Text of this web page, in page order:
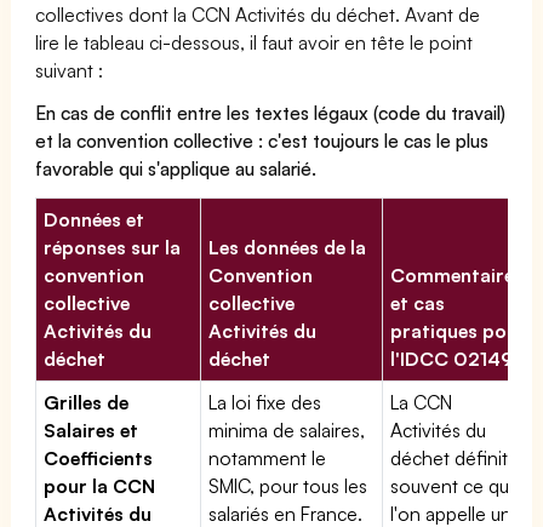
collectives dont la CCN Activités du déchet. Avant de
lire le tableau ci-dessous, il faut avoir en tête le point
suivant :
En cas de conflit entre les textes légaux (code du travail)
et la convention collective : c'est toujours le cas le plus
favorable qui s'applique au salarié.
Données et
réponses sur la
convention
collective
Activités du
déchet
Les données de la
Convention
collective
Activités du
déchet
Commentaires
et cas
pratiques pour
l'IDCC 02149
Grilles de
Salaires et
Coefficients
pour la CCN
Activités du
La loi fixe des
minima de salaires,
notamment le
SMIC, pour tous les
salariés en France.
La CCN
Activités du
déchet définit
souvent ce que
l'on appelle une